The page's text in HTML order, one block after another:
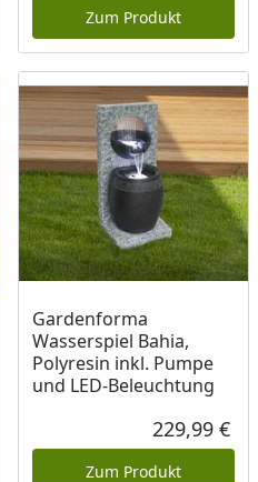
Zum Produkt
in ProzentPreis
Preis
Gardenforma
Wasserspiel Bahia,
Polyresin inkl. Pumpe
und LED-Beleuchtung
229,99 €
Zum Produkt